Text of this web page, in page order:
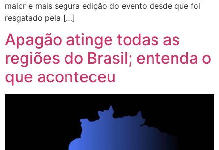
maior e mais segura edição do evento desde que foi
resgatado pela […]
Apagão atinge todas as
regiões do Brasil; entenda o
que aconteceu